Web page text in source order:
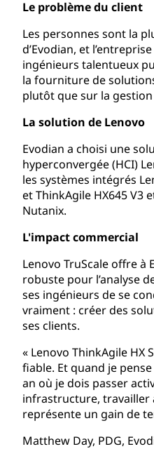
Le problème du client
Les personnes sont la
d’Evodian, et
ingénieurs talentueux
la fourniture de
plutôt que sur la
La solution de Lenovo
Evodian a choisi une
hyperconvergée (HCI)
les systèmes intégrés
et ThinkAgile HX645 V3
Nutanix.
L'impact commercial
Lenovo TruScale offre
robuste pour l’analyse
ses ingénieurs de se
vraiment : créer des
ses clients.
« Lenovo ThinkAgile HX
fiable. Et quand je
an où je dois passer
infrastructure, travailler
représente un gain de
Matthew Day, PDG,